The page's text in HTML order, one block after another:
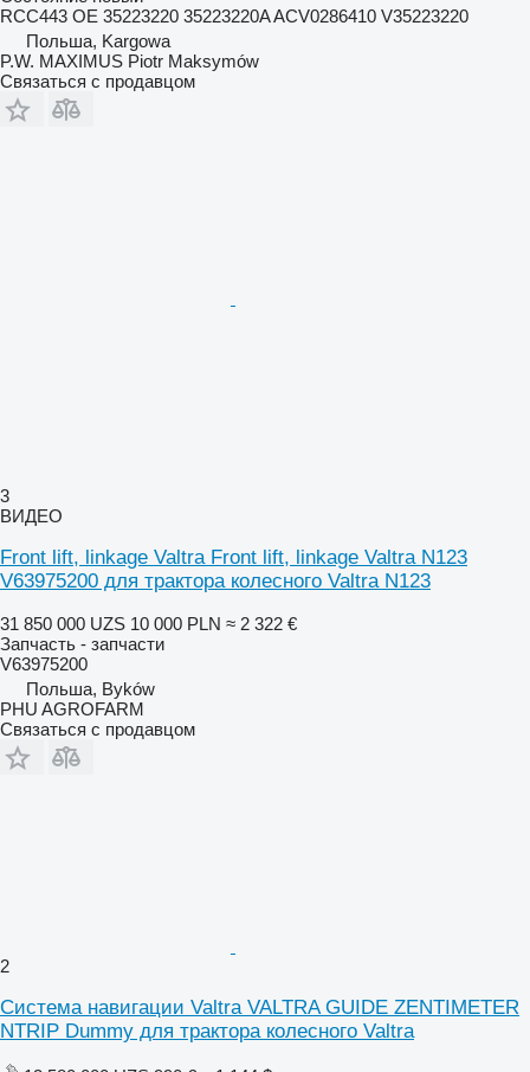
RCC443 OE 35223220 35223220A ACV0286410 V35223220
Польша, Kargowa
P.W. MAXIMUS Piotr Maksymów
Связаться с продавцом
3
ВИДЕО
Front lift, linkage Valtra Front lift, linkage Valtra N123
V63975200 для трактора колесного Valtra N123
31 850 000 UZS 10 000 PLN ≈ 2 322 €
Запчасть - запчасти
V63975200
Польша, Byków
PHU AGROFARM
Связаться с продавцом
2
Система навигации Valtra VALTRA GUIDE ZENTIMETER
NTRIP Dummy для трактора колесного Valtra